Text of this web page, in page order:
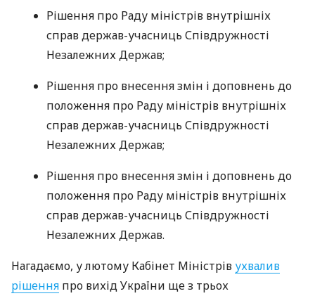
Рішення про Раду міністрів внутрішніх
справ держав-учасниць Співдружності
Незалежних Держав;
Рішення про внесення змін і доповнень до
положення про Раду міністрів внутрішніх
справ держав-учасниць Співдружності
Незалежних Держав;
Рішення про внесення змін і доповнень до
положення про Раду міністрів внутрішніх
справ держав-учасниць Співдружності
Незалежних Держав.
Нагадаємо, у лютому Кабінет Міністрів ухвалив
рішення про вихід України ще з трьох